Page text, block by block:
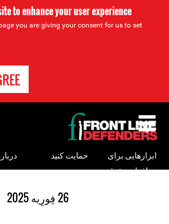
to enhance your user experience
you are giving your consent for us to set
26 فِورِیه 2025
to
top
ابزارهایی برای
مدافعان حقوق
حمایت کنید